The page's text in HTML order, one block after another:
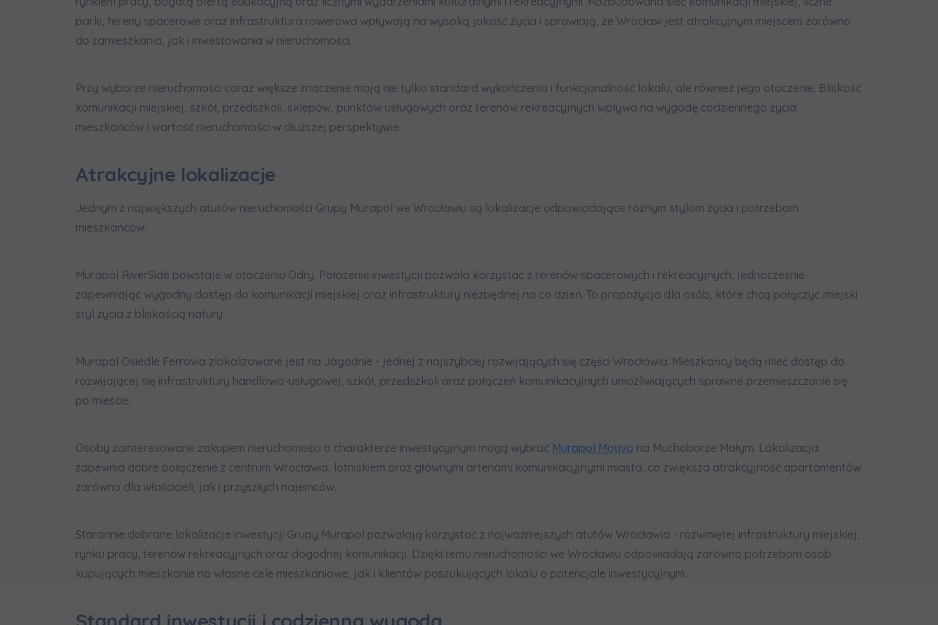
parki, tereny spacerowe oraz infrastruktura rowerowa wpływają na wysoką jakość życia i sprawiają, że Wrocław jest atrakcyjnym miejscem zarówno
do zamieszkania, jak i inwestowania w nieruchomości.
Przy wyborze nieruchomości coraz większe znaczenie mają nie tylko standard wykończenia i funkcjonalność lokalu, ale również jego otoczenie. Bliskość
komunikacji miejskiej, szkół, przedszkoli, sklepów, punktów usługowych oraz terenów rekreacyjnych wpływa na wygodę codziennego życia
mieszkańców i wartość nieruchomości w dłuższej perspektywie.
Atrakcyjne lokalizacje
Jednym z największych atutów nieruchomości Grupy Murapol we Wrocławiu są lokalizacje odpowiadające różnym stylom życia i potrzebom
mieszkańców.
Murapol RiverSide powstaje w otoczeniu Odry. Położenie inwestycji pozwala korzystać z terenów spacerowych i rekreacyjnych, jednocześnie
zapewniając wygodny dostęp do komunikacji miejskiej oraz infrastruktury niezbędnej na co dzień. To propozycja dla osób, które chcą połączyć miejski
styl życia z bliskością natury.
Murapol Osiedle Ferrovia zlokalizowane jest na Jagodnie - jednej z najszybciej rozwijających się części Wrocławia. Mieszkańcy będą mieć dostęp do
rozwijającej się infrastruktury handlowo-usługowej, szkół, przedszkoli oraz połączeń komunikacyjnych umożliwiających sprawne przemieszczanie się
po mieście.
Osoby zainteresowane zakupem nieruchomości o charakterze inwestycyjnym mogą wybrać Murapol Motivo na Muchoborze Małym. Lokalizacja
zapewnia dobre połączenie z centrum Wrocławia, lotniskiem oraz głównymi arteriami komunikacyjnymi miasta, co zwiększa atrakcyjność apartamentów
zarówno dla właścicieli, jak i przyszłych najemców.
Starannie dobrane lokalizacje inwestycji Grupy Murapol pozwalają korzystać z najważniejszych atutów Wrocławia - rozwiniętej infrastruktury miejskiej,
rynku pracy, terenów rekreacyjnych oraz dogodnej komunikacji. Dzięki temu nieruchomości we Wrocławiu odpowiadają zarówno potrzebom osób
kupujących mieszkanie na własne cele mieszkaniowe, jak i klientów poszukujących lokalu o potencjale inwestycyjnym.